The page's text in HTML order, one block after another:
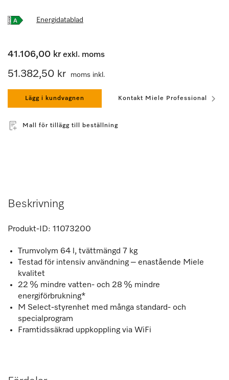
Energidatablad
41.106,00 krexkl. moms
51.382,50 kr moms inkl.
Lägg i kundvagnen Kontakt Miele Professional
Mall för tillägg till beställning
Beskrivning
Produkt-ID: 11073200
Trumvolym 64 l, tvättmängd 7 kg
Testad för intensiv användning – enastående Miele
kvalitet
22 % mindre vatten- och 28 % mindre
energiförbrukning*
M Select-styrenhet med många standard- och
specialprogram
Framtidssäkrad uppkoppling via WiFi